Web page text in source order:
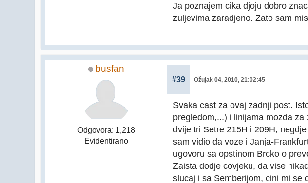
Ja poznajem cika djoju dobro
zuljevima zaradjeno. Zato sam
busfan
Odgovora: 1,218
Evidentirano
#39 Ožujak 04, 2010, 21:02:45
Svaka cast za ovaj zadnji post.
pregledom,...) i linijama mozda za
dvije tri Setre 215H i 209H,
sam vidio da voze i Janja-
ugovoru sa opstinom Brcko o
Zaista dodje covjeku, da vise
slucaj i sa Semberijom, cini mi se